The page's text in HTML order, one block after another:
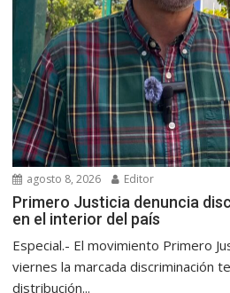
agosto 8, 2026 Editor
Primero Justicia denuncia
en el interior del país
Especial.- El movimiento Primero
viernes la marcada discriminación
distribución...